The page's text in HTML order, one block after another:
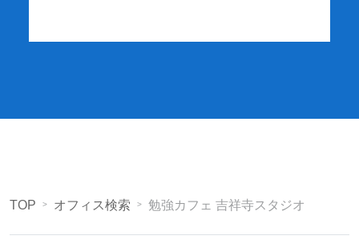
TOP オフィス検索 勉強カフェ 吉祥寺スタジオ